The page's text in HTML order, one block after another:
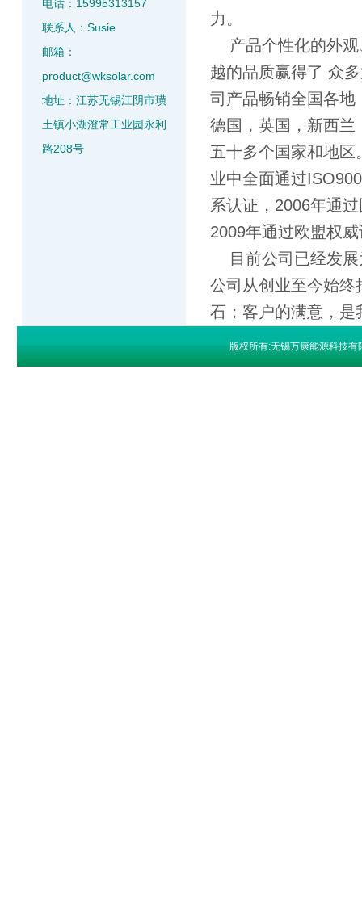
电话：15995313157
联系人：Susie
邮箱：
product@wksolar.com
地址：江苏无锡江阴市璜
土镇小湖澄常工业园永利
路208号
力。
产品个性化的外
越的品质赢得了 众
司产品畅销全国各地
德国，英国，新西兰
五十多个国家和地
业中全面通过
系认证，2006年通
2009年通过欧盟权
目前公司已经发
公司从创业至今始终
石；客户的满意，是
版权所有:无锡万康能源科技